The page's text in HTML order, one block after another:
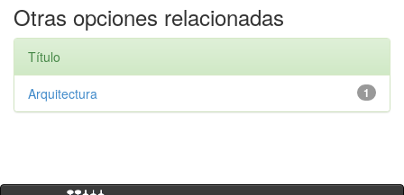
Otras opciones relacionadas
Título
1
Arquitectura